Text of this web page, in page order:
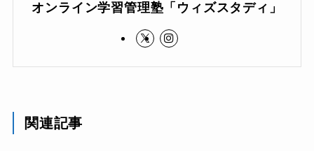
オンライン学習管理塾「ウィズスタディ」
関連記事